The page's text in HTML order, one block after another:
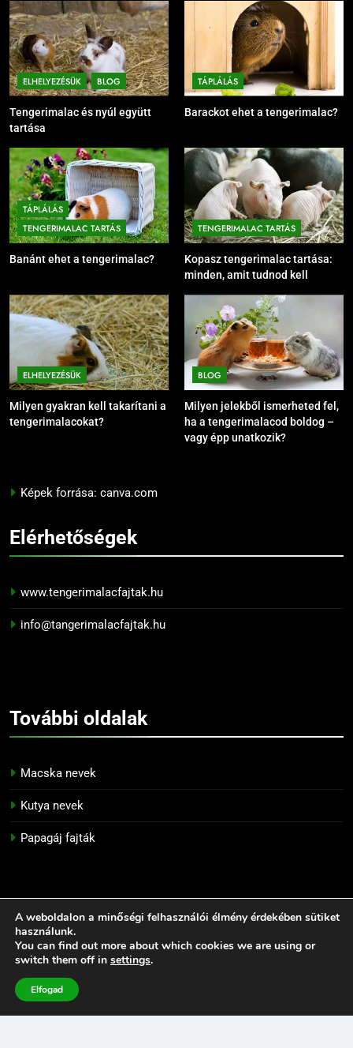
ELHELYEZÉSÜK BLOG
Tengerimalac és nyúl együtt
tartása
TÁPLÁLÁS
Barackot ehet a tengerimalac?
TÁPLÁLÁS
TENGERIMALAC TARTÁS
Banánt ehet a tengerimalac?
TENGERIMALAC TARTÁS
Kopasz tengerimalac tartása:
minden, amit tudnod kell
ELHELYEZÉSÜK
Milyen gyakran kell takarítani a
tengerimalacokat?
BLOG
Milyen jelekből ismerheted fel,
ha a tengerimalacod boldog –
vagy épp unatkozik?
Képek forrása: canva.com
Elérhetőségek
www.tengerimalacfajtak.hu
info@tangerimalacfajtak.hu
További oldalak
Macska nevek
Kutya nevek
Papagáj fajták
Információk
Adatkezelési tájékoztató
Felhasználási feltételek
A weboldalon a minőségi felhasználói élmény érdekében sütiket
használunk.
You can find out more about which cookies we are using or
switch them off in settings.
Elfogad